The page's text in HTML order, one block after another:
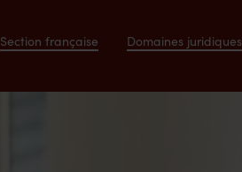
Section française Domaines juridiques